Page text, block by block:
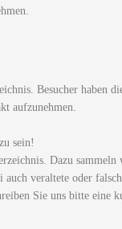
Besucher haben
aufzunehmen.
sein!
Dazu
veraltete oder
Sie uns bitte eine